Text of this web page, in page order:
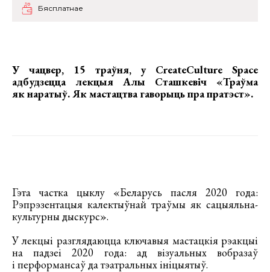
Бясплатнае
У чацвер, 15 траўня, у CreateCulture Space
адбудзецца лекцыя Алы Сташкевіч «Траўма
як наратыў. Як мастацтва гаворыць пра пратэст».
Гэта частка цыклу «Беларусь пасля 2020 года:
Рэпрэзентацыя калектыўнай траўмы як сацыяльна-
культурны дыскурс».
У лекцыі разглядаюцца ключавыя мастацкія рэакцыі
на падзеі 2020 года: ад візуальных вобразаў
і перформансаў да тэатральных ініцыятыў.